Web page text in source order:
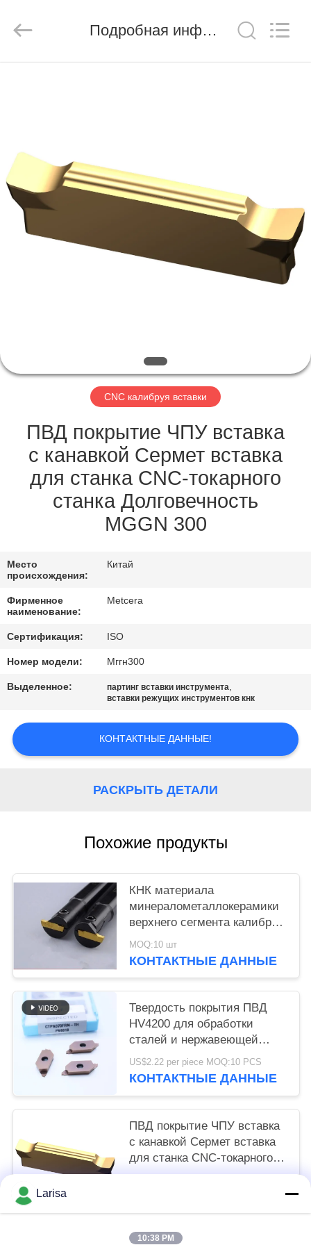
ВИДЕО
О
НАС
КАТАЛОГИ
СВЯЖИТЕСЬ
НАМИ
НОВОСТИ
ЗАПРОСИТЕ
ЦИТАТУ
КАРТА
ПОЛИТИКА
КОНФИДЕНЦИАЛЬНОСТИ
Materials
Co.,ltd.
Подробная информация о продукте
CNC калибруя вставки
ПВД покрытие ЧПУ вставка
с канавкой Сермет вставка
для станка CNC-токарного
станка Долговечность
MGGN 300
Место
происхождения:
Китай
Фирменное
наименование:
Metcera
Сертификация: ISO
Номер модели: Мггн300
Выделенное: партинг вставки инструмента,
вставки режущих инструментов кнк
КОНТАКТНЫЕ ДАННЫЕ!
РАСКРЫТЬ ДЕТАЛИ
Похожие продукты
КНК материала
минералометаллокерамики
верхнего сегмента калибруя
обслуживание ОДМ ранга
ИСО вставки П10 П20
MOQ:10 шт
КОНТАКТНЫЕ ДАННЫЕ
Твердость покрытия ПВД
HV4200 для обработки
сталей и нержавеющей
стали CTPA070FRN-TH
индексируемые вставки
US$2.22 per piece MOQ:10 PCS
КОНТАКТНЫЕ ДАННЫЕ
ПВД покрытие ЧПУ вставка
с канавкой Сермет вставка
для станка CNC-токарного
станка Долговечность
Larisa
10:38 PM